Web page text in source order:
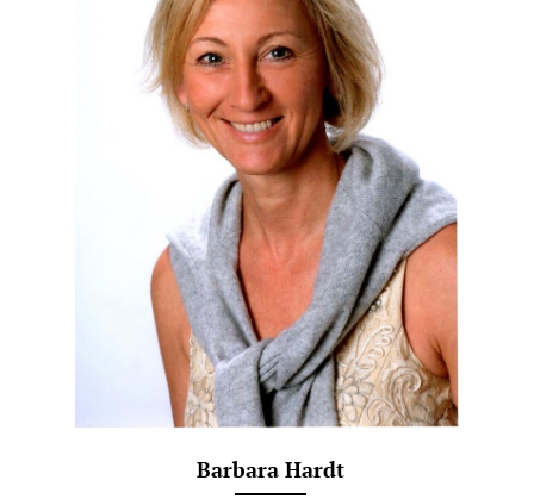
Barbara Hardt